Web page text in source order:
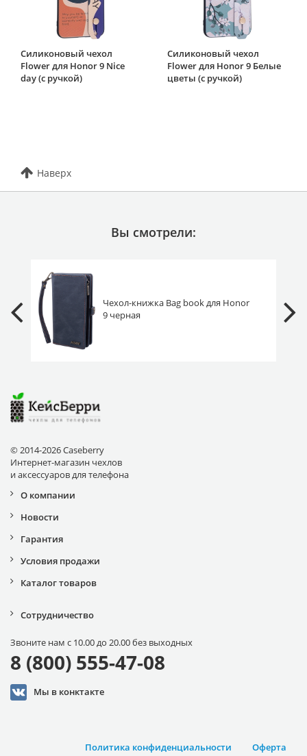
Силиконовый чехол
Flower для Honor 9 Nice
day (с ручкой)
Силиконовый чехол
Flower для Honor 9 Белые
цветы (с ручкой)
Наверх
Вы смотрели:
Чехол-книжка Bag book для Honor
9 черная
© 2014-2026 Caseberry
Интернет-магазин чехлов
и аксессуаров для телефона
О компании
Новости
Гарантия
Условия продажи
Каталог товаров
Сотрудничество
Звоните нам с 10.00 до 20.00 без выходных
8 (800) 555-47-08
Мы в конктакте
Оферта
Политика конфиденциальности